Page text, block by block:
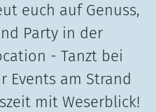
euch auf Genuss,
Party in der
- Tanzt bei
Events am Strand
mit Weserblick!